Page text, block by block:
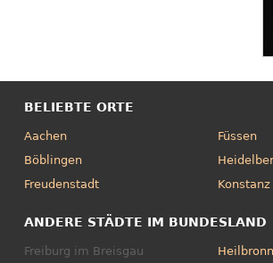
BELIEBTE ORTE
Aachen
Böblingen
Freudenstadt
Füssen
Konstanz
ANDERE STÄDTE IM BUNDESLAND
Freiburg im Breisgau
Heilbronn